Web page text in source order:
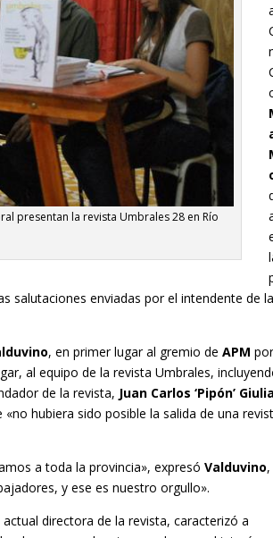
presentan la revista Umbrales 28 en Río
salutaciones enviadas por el intendente de la
, en primer lugar al gremio deAPM
al equipo de la revista Umbrales,
de la revista, Juan Carlos ‘Pipón’
«no hubiera sido posible la salida de una
a toda la provincia», expresóValduvino
y ese es nuestro orgullo».
directora de la revista, caracterizó a